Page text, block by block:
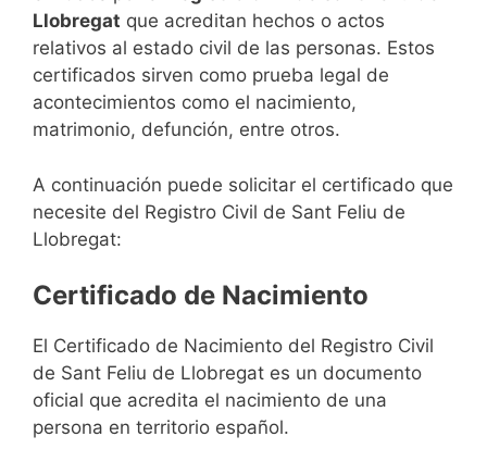
Llobregat que acreditan hechos o actos
relativos al estado civil de las personas. Estos
certificados sirven como prueba legal de
acontecimientos como el nacimiento,
matrimonio, defunción, entre otros.
A continuación puede solicitar el certificado que
necesite del Registro Civil de Sant Feliu de
Llobregat:
Certificado de Nacimiento
El Certificado de Nacimiento del Registro Civil
de Sant Feliu de Llobregat es un documento
oficial que acredita el nacimiento de una
persona en territorio español.